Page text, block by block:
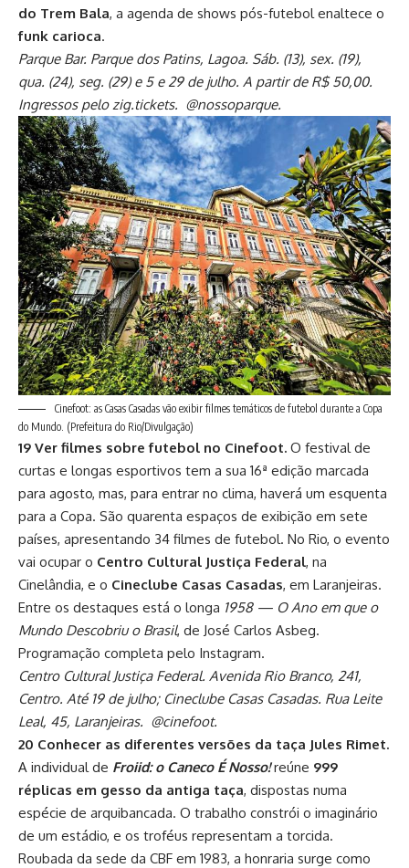
do Trem Bala, a agenda de shows pós-futebol enaltece o
funk carioca.
Parque Bar. Parque dos Patins, Lagoa. Sáb. (13), sex. (19),
qua. (24), seg. (29) e 5 e 29 de julho. A partir de R$ 50,00.
Ingressos pelo zig.tickets. @nossoparque.
Cinefoot: as Casas Casadas vão exibir filmes temáticos de futebol durante a Copa
do Mundo. (Prefeitura do Rio/Divulgação)
19 Ver filmes sobre futebol no Cinefoot. O festival de
curtas e longas esportivos tem a sua 16ª edição marcada
para agosto, mas, para entrar no clima, haverá um esquenta
para a Copa. São quarenta espaços de exibição em sete
países, apresentando 34 filmes de futebol. No Rio, o evento
vai ocupar o Centro Cultural Justiça Federal, na
Cinelândia, e o Cineclube Casas Casadas, em Laranjeiras.
Entre os destaques está o longa 1958 — O Ano em que o
Mundo Descobriu o Brasil, de José Carlos Asbeg.
Programação completa pelo Instagram.
Centro Cultural Justiça Federal. Avenida Rio Branco, 241,
Centro. Até 19 de julho; Cineclube Casas Casadas. Rua Leite
Leal, 45, Laranjeiras. @cinefoot.
20 Conhecer as diferentes versões da taça Jules Rimet.
A individual de Froiid: o Caneco É Nosso!reúne 999
réplicas em gesso da antiga taça, dispostas numa
espécie de arquibancada. O trabalho constrói o imaginário
de um estádio, e os troféus representam a torcida.
Roubada da sede da CBF em 1983, a honraria surge como